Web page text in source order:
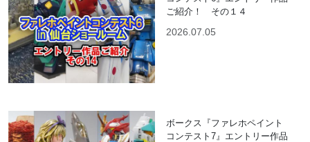
ご紹介！ その１４
2026.07.05
ボークス『ファレホペイント
コンテスト7』エントリー作品